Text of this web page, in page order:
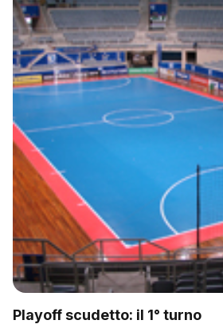
Playoff scudetto: il 1° turno